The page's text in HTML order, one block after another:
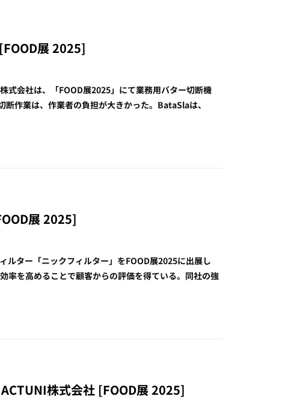
展 2025]
式会社は、「FOOD展2025」にて業務用バター切断機
作業は、作業者の負担が大きかった。BataSlaは、
展 2025]
ルター「ニックフィルター」をFOOD展2025に出展し
率を高めることで顧客からの評価を得ている。同社の強
株式会社 [FOOD展 2025]